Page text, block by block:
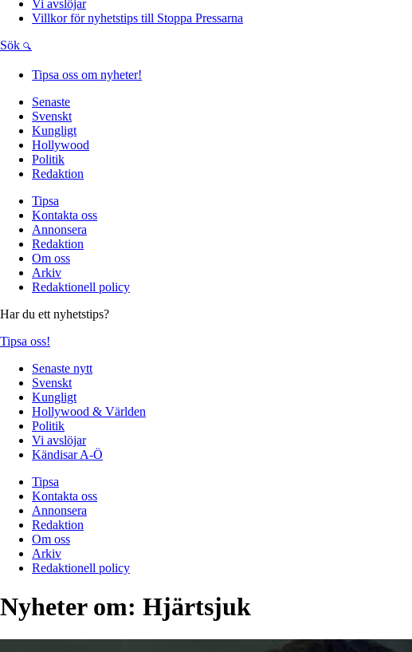
Vi avslöjar
Villkor för nyhetstips till Stoppa Pressarna
Sök
Tipsa oss om nyheter!
Senaste
Svenskt
Kungligt
Hollywood
Politik
Redaktion
Tipsa
Kontakta oss
Annonsera
Redaktion
Om oss
Arkiv
Redaktionell policy
Har du ett nyhetstips?
Tipsa oss!
Senaste nytt
Svenskt
Kungligt
Hollywood & Världen
Politik
Vi avslöjar
Kändisar A-Ö
Tipsa
Kontakta oss
Annonsera
Redaktion
Om oss
Arkiv
Redaktionell policy
Nyheter om: Hjärtsjuk